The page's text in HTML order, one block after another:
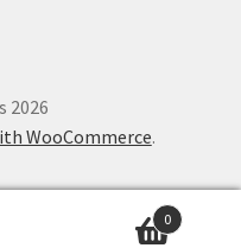
2026
WooCommerce.
0